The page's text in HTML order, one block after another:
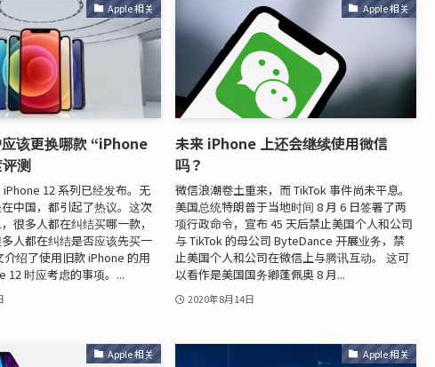
Apple 相关
该更换哪款 “iPhone
测
12 系列已经发布。无
中国，都引起了热议。这次
很多人都在纠结买哪一款，
人都在纠结是否应该先买一
绍了使用旧款 iPhone 的用
12 时应考虑的事项。...
Apple 相关
未来 iPhone 上还会继续使用微信
吗？
微信浪潮卷土重来，而 TikTok 事件尚未平息。
美国总统特朗普于当地时间 8 月 6 日签署了两
项行政命令，宣布 45 天后禁止美国个人和公司
与 TikTok 的母公司 ByteDance 开展业务，禁
止美国个人和公司在微信上与腾讯互动。 这可
以看作是美国国务卿蓬佩奥 8 月...
2020年8月14日
Apple 相关 Apple 相关